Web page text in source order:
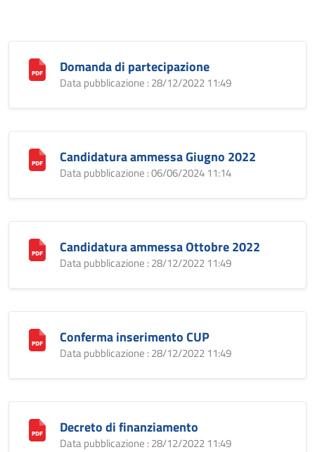
Domanda di partecipazione
Data pubblicazione : 28/12/2022 11:49
Candidatura ammessa Giugno 2022
Data pubblicazione : 06/06/2024 11:14
Candidatura ammessa Ottobre 2022
Data pubblicazione : 28/12/2022 11:49
Conferma inserimento CUP
Data pubblicazione : 28/12/2022 11:49
Decreto di finanziamento
Data pubblicazione : 28/12/2022 11:49